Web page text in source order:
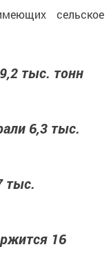
сельское
тыс. тонн
6,3 тыс.
тыс.
16